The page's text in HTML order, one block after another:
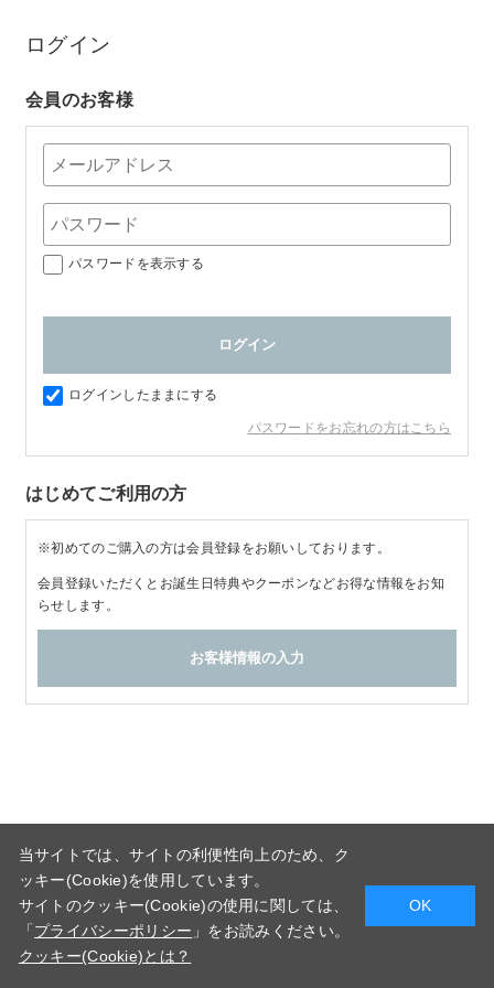
ログイン
会員のお客様
パスワードを表示する
ログインしたままにする
パスワードをお忘れの方はこちら
はじめてご利用の方
※初めてのご購入の方は会員登録をお願いしております。
会員登録いただくとお誕生日特典やクーポンなどお得な情報をお知
らせします。
当サイトでは、サイトの利便性向上のため、ク
ッキー(Cookie)を使用しています。
サイトのクッキー(Cookie)の使用に関しては、
「 プライバシーポリシー 」をお読みください。
クッキー(Cookie)とは？
OK